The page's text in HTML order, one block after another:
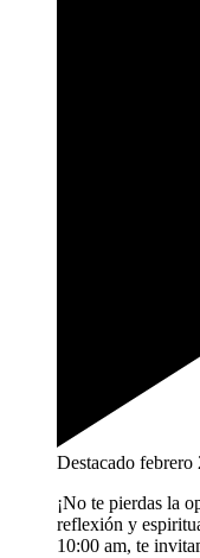
Destacado febrero
¡No te pierdas la
reflexión y
10:00 am, te